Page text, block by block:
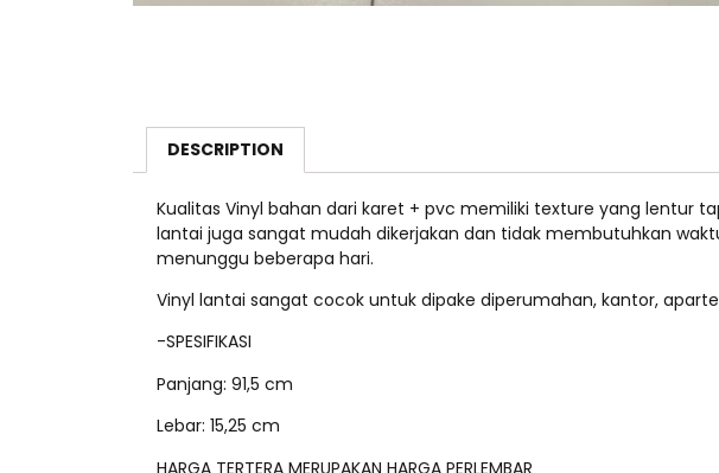
DESCRIPTION
Kualitas Vinyl bahan dari karet + pvc memiliki texture yang lentur
lantai juga sangat mudah dikerjakan dan tidak membutuhkan
menunggu beberapa hari.
Vinyl lantai sangat cocok untuk dipake diperumahan, kantor,
-SPESIFIKASI
Panjang: 91,5 cm
Lebar: 15,25 cm
HARGA TERTERA MERUPAKAN HARGA PERLEMBAR